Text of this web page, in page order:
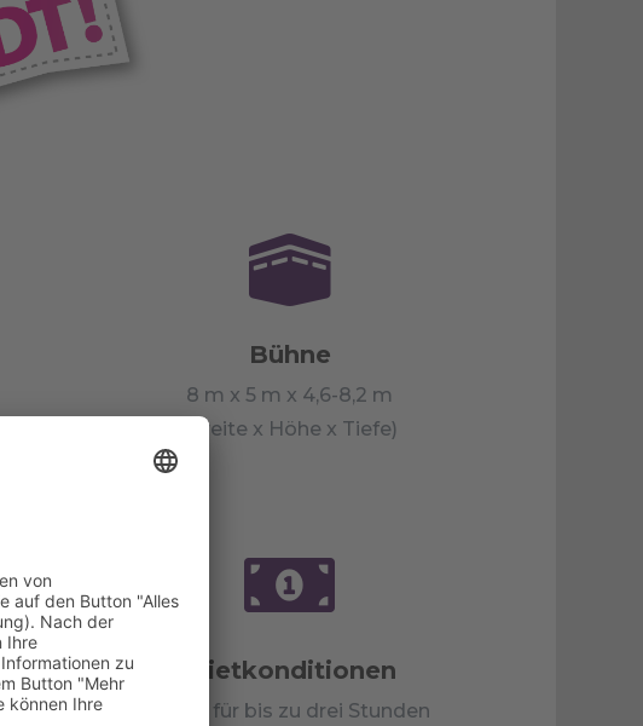

Bühne
8 m x 5 m x 4,6-8,2 m
(Breite x Höhe x Tiefe)

Mietkonditionen
300 € für bis zu drei Stunden